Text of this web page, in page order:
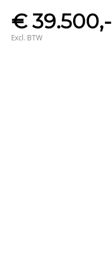
€ 39.500,-
Excl. BTW